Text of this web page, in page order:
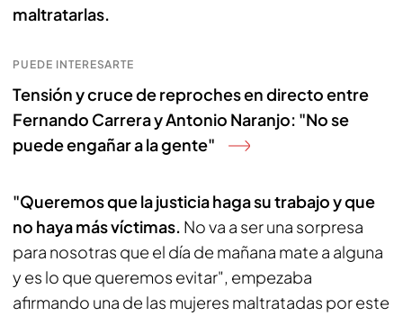
maltratarlas.
PUEDE INTERESARTE
Tensión y cruce de reproches en directo entre
Fernando Carrera y Antonio Naranjo: "No se
puede engañar a la gente"
"Queremos que la justicia haga su trabajo y que
no haya más víctimas. No va a ser una sorpresa
para nosotras que el día de mañana mate a alguna
y es lo que queremos evitar", empezaba
afirmando una de las mujeres maltratadas por este